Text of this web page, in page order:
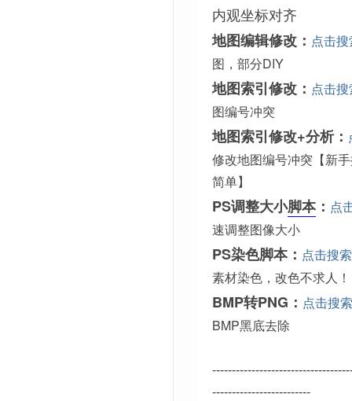
内观坐标对齐
地图编辑修改： 点击
图，部分DIY
地图索引修改： 点击
图编号冲突
地图索引修改+分析：
修改地图编号冲突【新
简单】
PS调整大小脚本： 点
速调整图像大小
PS染色脚本： 点击搜索
素材染色，改色不求人！
BMP转PNG： 点击搜索
BMP黑底去除
-------------------------